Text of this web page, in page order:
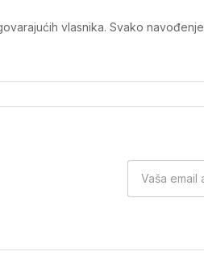
vlasnika. Svako